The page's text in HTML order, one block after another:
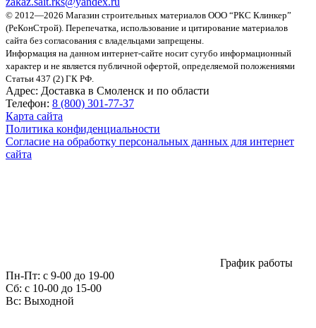
© 2012—2026 Магазин строительных материалов ООО “РКС Клинкер”
(РеКонСтрой). Перепечатка, использование и цитирование материалов
сайта без согласования с владельцами запрещены.
Информация на данном интернет-сайте носит сугубо информационный
характер и не является публичной офертой, определяемой положениями
Статьи 437 (2) ГК РФ.
Адрес: Доставка в Смоленск и по области
Телефон: 8 (800) 301-77-37
Карта сайта
Политика конфиденциальности
Согласие на обработку персональных данных для интернет
сайта
График работы
Пн-Пт: с 9-00 до 19-00
Сб: c 10-00 до 15-00
Вс: Выходной